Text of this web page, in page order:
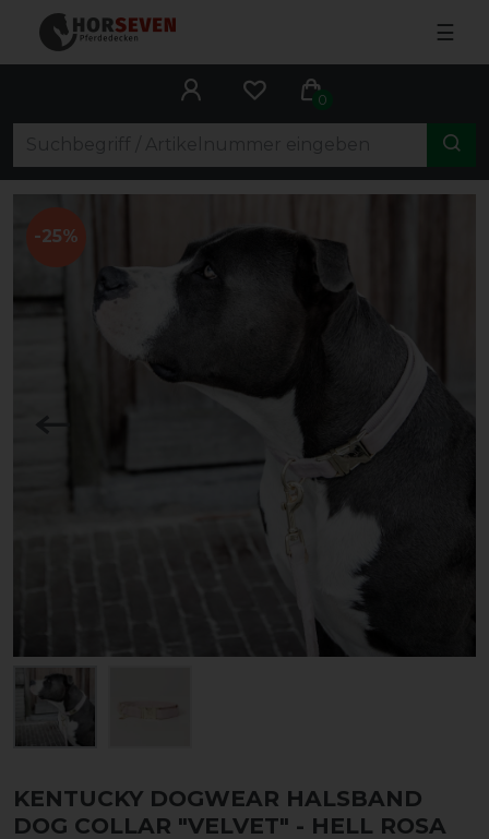
☰
0
-25%
KENTUCKY DOGWEAR HALSBAND
DOG COLLAR "VELVET" - HELL ROSA